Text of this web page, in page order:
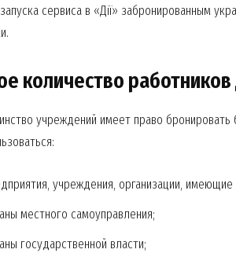
Magazine
сервиса в «Дії» забронированным
количество
учреждений имеет право
учреждения, организации,
местного самоуправления;
государственной власти;